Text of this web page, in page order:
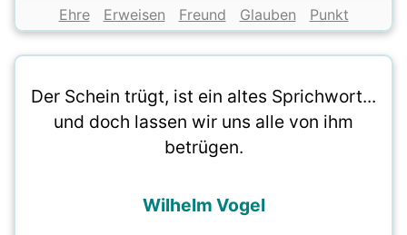
Ehre Erweisen Freund Glauben Punkt
Der Schein trügt, ist ein altes Sprichwort...
und doch lassen wir uns alle von ihm
betrügen.
Wilhelm Vogel